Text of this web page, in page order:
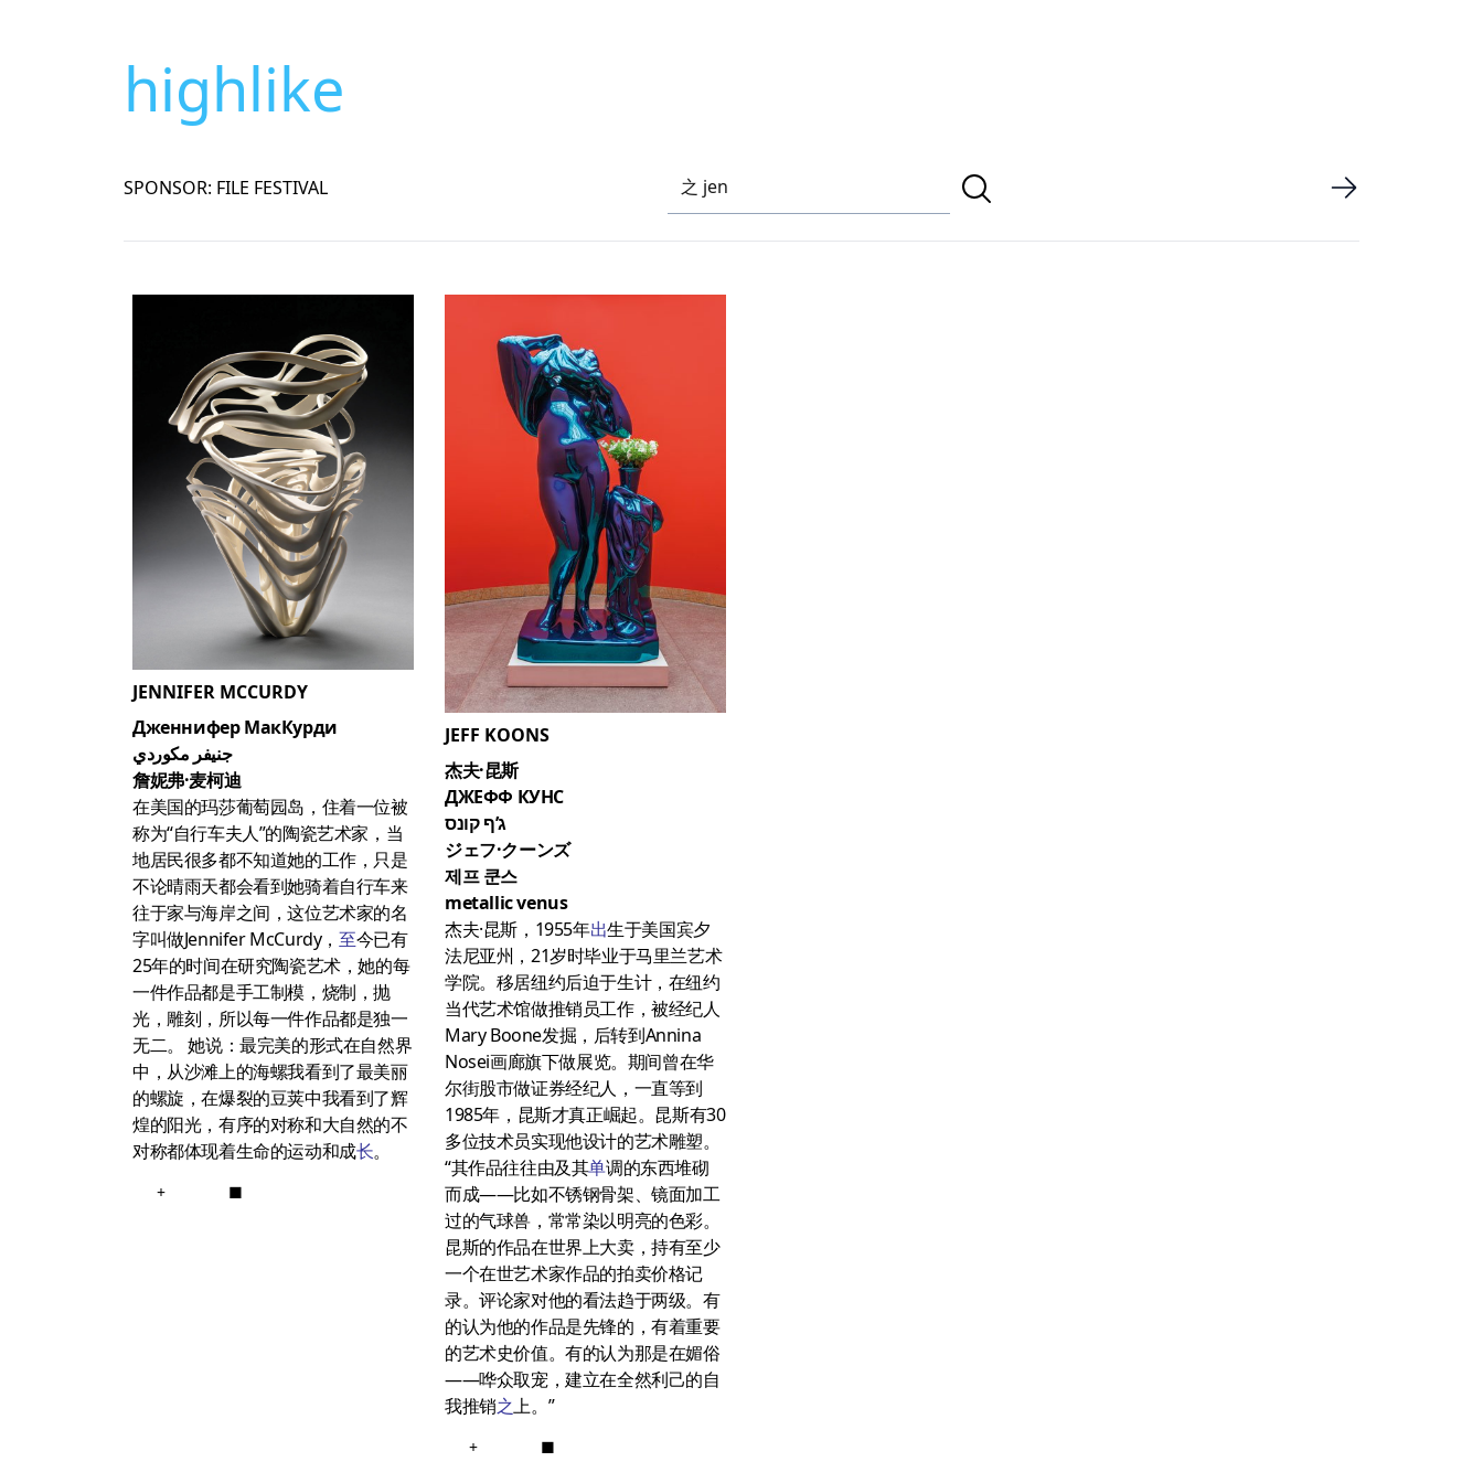
highlike
SPONSOR: FILE FESTIVAL
JENNIFER MCCURDY
Дженнифер МакКурди
جنيفر مكوردي
詹妮弗·麦柯迪
在美国的玛莎葡萄园岛，住着一位被
称为“自行车夫人”的陶瓷艺术家，当
地居民很多都不知道她的工作，只是
不论晴雨天都会看到她骑着自行车来
往于家与海岸之间，这位艺术家的名
字叫做Jennifer McCurdy， 至今已有
25年的时间在研究陶瓷艺术，她的每
一件作品都是手工制模，烧制，抛
光，雕刻，所以每一件作品都是独一
无二。 她说：最完美的形式在自然界
中，从沙滩上的海螺我看到了最美丽
的螺旋，在爆裂的豆荚中我看到了辉
煌的阳光，有序的对称和大自然的不
对称都体现着生命的运动和成长。
+ ■
JEFF KOONS
杰夫·昆斯
ДЖЕФФ КУНС
ג’ף קונס
ジェフ·クーンズ
제프 쿤스
metallic venus
杰夫·昆斯，1955年出生于美国宾夕
法尼亚州，21岁时毕业于马里兰艺术
学院。移居纽约后迫于生计，在纽约
当代艺术馆做推销员工作，被经纪人
Mary Boone发掘，后转到Annina
Nosei画廊旗下做展览。期间曾在华
尔街股市做证券经纪人，一直等到
1985年，昆斯才真正崛起。昆斯有30
多位技术员实现他设计的艺术雕塑。
“其作品往往由及其单调的东西堆砌
而成——比如不锈钢骨架、镜面加工
过的气球兽，常常染以明亮的色彩。
昆斯的作品在世界上大卖，持有至少
一个在世艺术家作品的拍卖价格记
录。评论家对他的看法趋于两级。有
的认为他的作品是先锋的，有着重要
的艺术史价值。有的认为那是在媚俗
——哗众取宠，建立在全然利己的自
我推销之上。”
+ ■